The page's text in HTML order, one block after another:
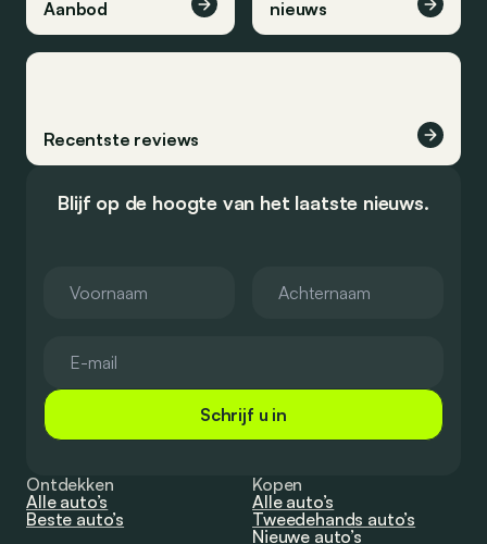
Aanbod
nieuws
Recentste reviews
Blijf op de hoogte van het laatste nieuws.
Schrijf u in
Ontdekken
Alle auto’s
Beste auto’s
Kopen
Alle auto’s
Tweedehands auto’s
Nieuwe auto’s